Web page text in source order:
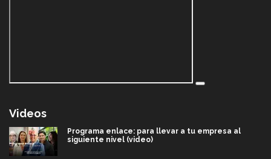
Videos
Programa enlace: para llevar a tu empresa al
siguiente nivel (video)